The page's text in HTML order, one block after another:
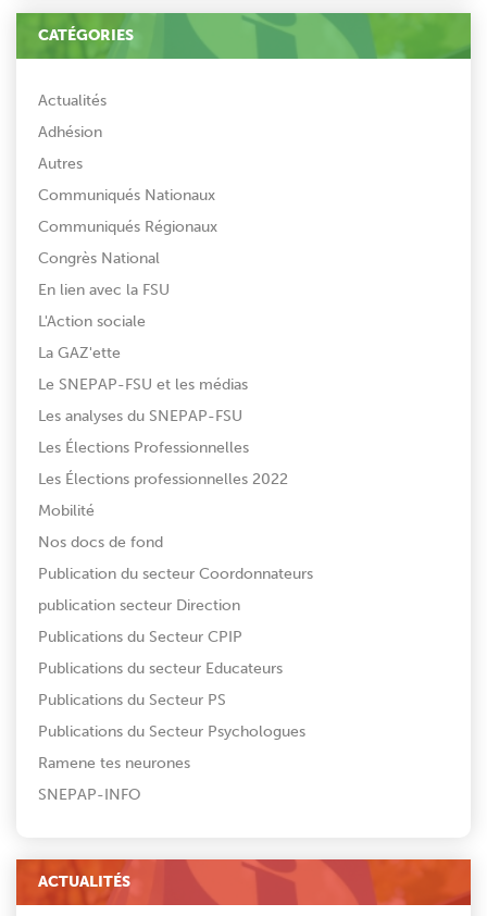
CATÉGORIES
Actualités
Adhésion
Autres
Communiqués Nationaux
Communiqués Régionaux
Congrès National
En lien avec la FSU
L'Action sociale
La GAZ'ette
Le SNEPAP-FSU et les médias
Les analyses du SNEPAP-FSU
Les Élections Professionnelles
Les Élections professionnelles 2022
Mobilité
Nos docs de fond
Publication du secteur Coordonnateurs
publication secteur Direction
Publications du Secteur CPIP
Publications du secteur Educateurs
Publications du Secteur PS
Publications du Secteur Psychologues
Ramene tes neurones
SNEPAP-INFO
ACTUALITÉS